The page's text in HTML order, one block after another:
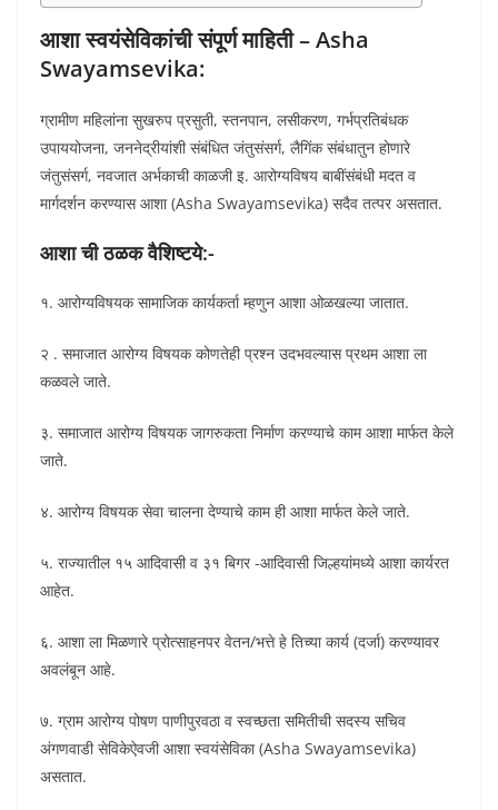
आशा स्वयंसेविकांची संपूर्ण माहिती – Asha
Swayamsevika:
ग्रामीण महिलांना सुखरुप प्रसुती, स्तनपान, लसीकरण, गर्भप्रतिबंधक
उपाययोजना, जननेद्रीयांशी संबंधित जंतुसंसर्ग, लैगिंक संबंधातुन होणारे
जंतुसंसर्ग, नवजात अर्भकाची काळजी इ. आरोग्यविषय बाबींसंबंधी मदत व
मार्गदर्शन करण्यास आशा (Asha Swayamsevika) सदैव तत्पर असतात.
आशा ची ठळक वैशिष्टये:-
१. आरोग्यविषयक सामाजिक कार्यकर्ता म्हणुन आशा ओळखल्या जातात.
२ . समाजात आरोग्य विषयक कोणतेही प्रश्न उदभवल्यास प्रथम आशा ला
कळवले जाते.
३. समाजात आरोग्य विषयक जागरुकता निर्माण करण्याचे काम आशा मार्फत केले
जाते.
४. आरोग्य विषयक सेवा चालना देण्याचे काम ही आशा मार्फत केले जाते.
५. राज्यातील १५ आदिवासी व ३१ बिगर -आदिवासी जिल्हयांमध्ये आशा कार्यरत
आहेत.
६. आशा ला मिळणारे प्रोत्साहनपर वेतन/भत्ते हे तिच्या कार्य (दर्जा) करण्यावर
अवलंबून आहे.
७. ग्राम आरोग्य पोषण पाणीपुरवठा व स्वच्छता समितीची सदस्य सचिव
अंगणवाडी सेविकेऐवजी आशा स्वयंसेविका (Asha Swayamsevika)
असतात.